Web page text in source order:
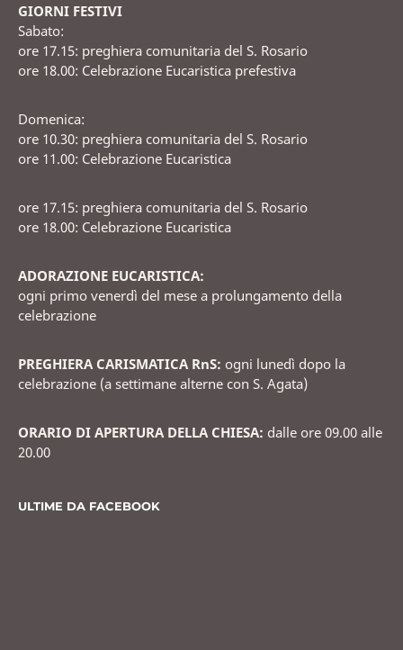
GIORNI FESTIVI
Sabato:
ore 17.15: preghiera comunitaria del S. Rosario
ore 18.00: Celebrazione Eucaristica prefestiva
Domenica:
ore 10.30: preghiera comunitaria del S. Rosario
ore 11.00: Celebrazione Eucaristica
ore 17.15: preghiera comunitaria del S. Rosario
ore 18.00: Celebrazione Eucaristica
ADORAZIONE EUCARISTICA:
ogni primo venerdì del mese a prolungamento della
celebrazione
PREGHIERA CARISMATICA RnS: ogni lunedì dopo la
celebrazione (a settimane alterne con S. Agata)
ORARIO DI APERTURA DELLA CHIESA: dalle ore 09.00 alle
20.00
ULTIME DA FACEBOOK